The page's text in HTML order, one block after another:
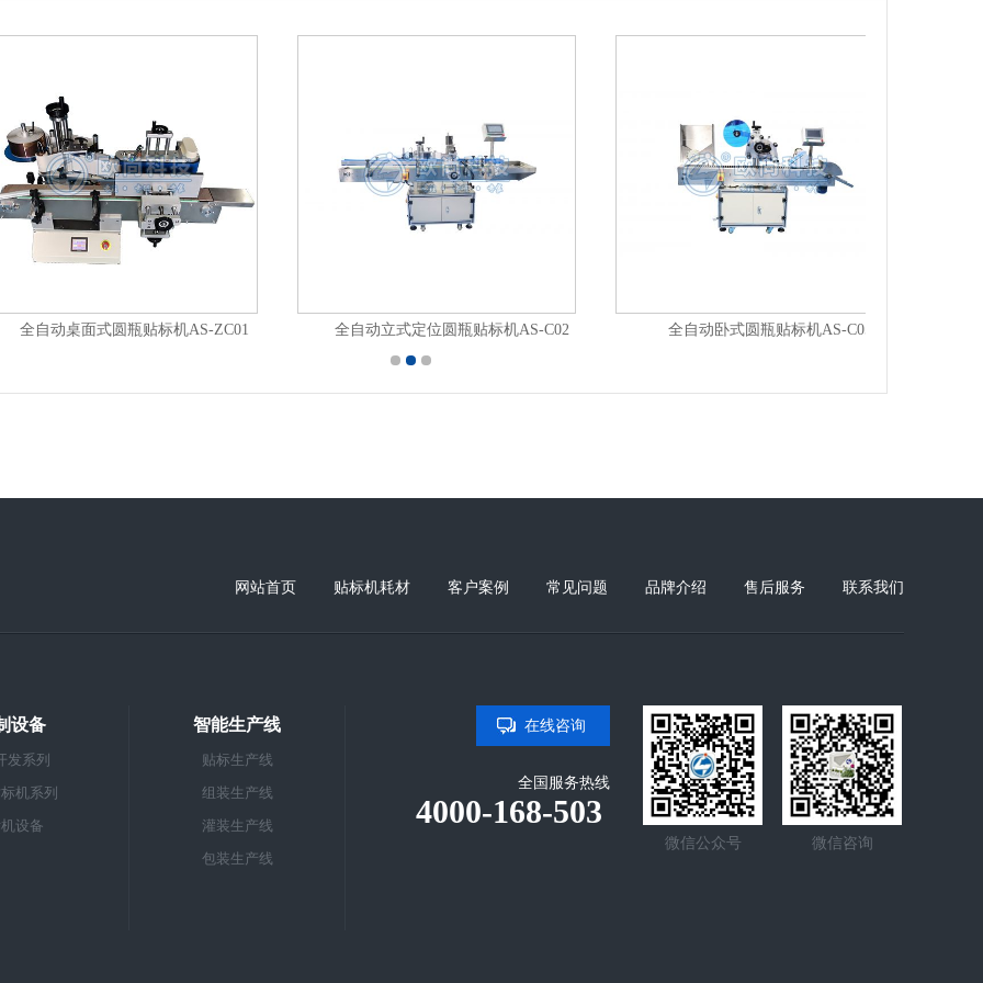
自动桌面式圆瓶贴标机AS-ZC01 全自动立式定位圆瓶贴标机AS-C02 全自动卧式圆瓶贴标机AS-C05
网站首页 贴标机耗材 客户案例 常见问题 品牌介绍 售后服务 联系我们
设备
发系列
机系列
设备
智能生产线
贴标生产线
组装生产线
灌装生产线
包装生产线
在线咨询
全国服务热线
4000-168-503
微信公众号 微信咨询